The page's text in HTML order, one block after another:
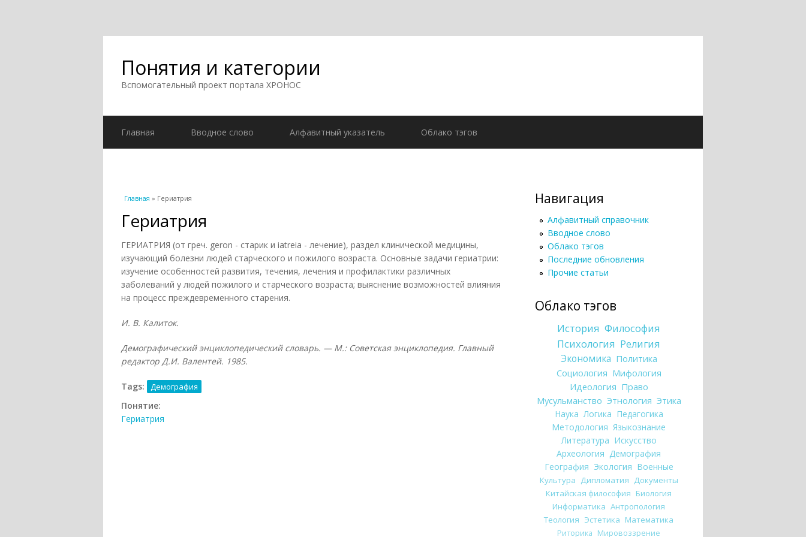
Понятия и категории
Вспомогательный проект портала ХРОНОС
Главная Вводное слово Алфавитный указатель Облако тэгов
Вы здесь
Главная » Гериатрия
Гериатрия
ГЕРИАТРИЯ (от греч. geron - старик и iatreia - лечение), раздел клинической медицины,
изучающий болезни людей старческого и пожилого возраста. Основные задачи гериатрии:
изучение особенностей развития, течения, лечения и профилактики различных
заболеваний у людей пожилого и старческого возраста; выяснение возможностей влияния
на процесс преждевременного старения.
И. В. Калиток.
Демографический энциклопедический словарь. — М.: Советская энциклопедия. Главный
редактор Д.И. Валентей. 1985.
Tags: Демография
Понятие:
Гериатрия
Навигация
Алфавитный справочник
Вводное слово
Облако тэгов
Последние обновления
Прочие статьи
Облако тэгов
История Философия
Психология Религия
Экономика Политика
Социология Мифология
Идеология Право
Мусульманство Этнология Этика
Наука Логика Педагогика
Методология Языкознание
Литература Искусство
Археология Демография
География Экология Военные
Культура Дипломатия Документы
Китайская философия Биология
Информатика Антропология
Теология Эстетика Математика
Риторика Мировоззрение